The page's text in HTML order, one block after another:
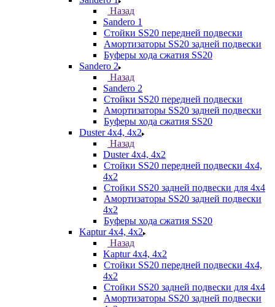
Назад
Sandero 1
Стойки SS20 передней подвески
Амортизаторы SS20 задней подвески
Буферы хода сжатия SS20
Sandero 2
Назад
Sandero 2
Стойки SS20 передней подвески
Амортизаторы SS20 задней подвески
Буферы хода сжатия SS20
Duster 4х4, 4x2
Назад
Duster 4х4, 4x2
Стойки SS20 передней подвески 4х4,
4x2
Стойки SS20 задней подвески для 4х4
Амортизаторы SS20 задней подвески
4х2
Буферы хода сжатия SS20
Kaptur 4х4, 4х2
Назад
Kaptur 4х4, 4х2
Стойки SS20 передней подвески 4х4,
4x2
Стойки SS20 задней подвески для 4х4
Амортизаторы SS20 задней подвески